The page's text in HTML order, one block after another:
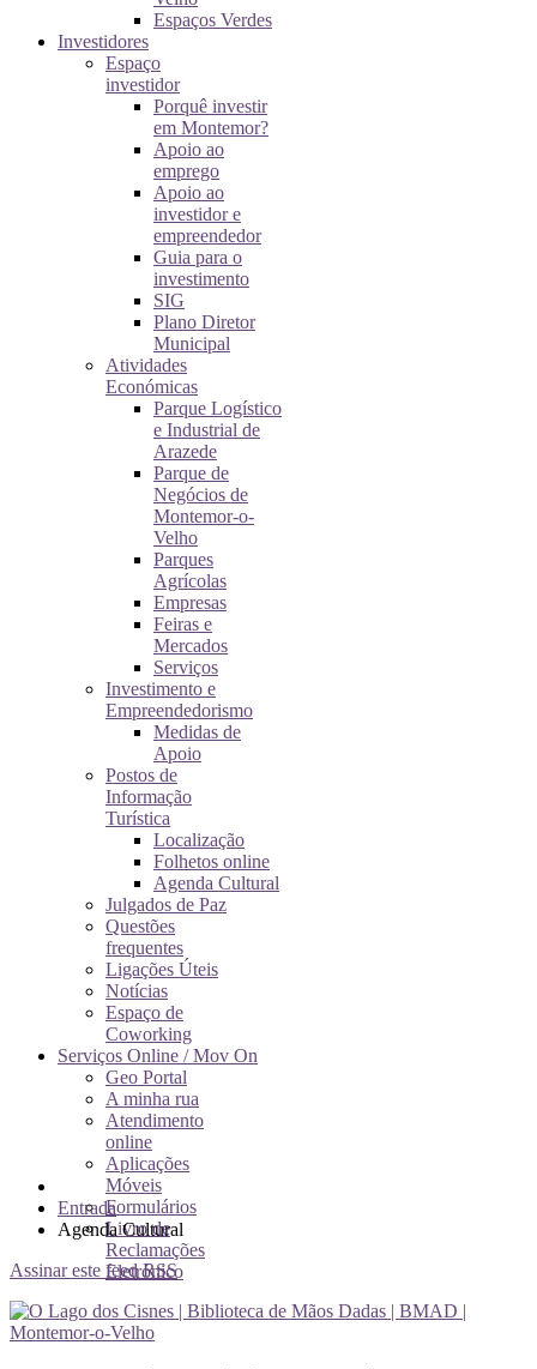
Espaços Verdes
Investidores
Espaço
investidor
Porquê investir
em Montemor?
Apoio ao
emprego
Apoio ao
investidor e
empreendedor
Guia para o
investimento
SIG
Plano Diretor
Municipal
Atividades
Económicas
Parque Logístico
e Industrial de
Arazede
Parque de
Negócios de
Montemor-o-
Velho
Parques
Agrícolas
Empresas
Feiras e
Mercados
Serviços
Investimento e
Empreendedorismo
Medidas de
Apoio
Postos de
Informação
Turística
Localização
Folhetos online
Agenda Cultural
Julgados de Paz
Questões
frequentes
Ligações Úteis
Notícias
Espaço de
Coworking
Serviços Online / Mov On
Geo Portal
A minha rua
Atendimento
online
Aplicações
Móveis
Formulários
Livro de
Reclamações
Eletrónico
Entrada
Agenda Cultural
Assinar este feed RSS